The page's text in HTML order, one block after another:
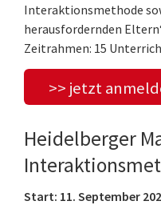
Interaktionsmethode
herausfordernden
Zeitrahmen: 15
>> jetzt
Heidelberger
Start: 11. September